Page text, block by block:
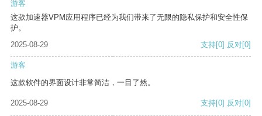
游客
这款加速器VPM应用程序已经为我们带来了无限的隐私保护和安全性保
护。
2025-08-29
支持[0] 反对[0]
游客
这款软件的界面设计非常简洁，一目了然。
2025-08-29 支持[0] 反对[0]